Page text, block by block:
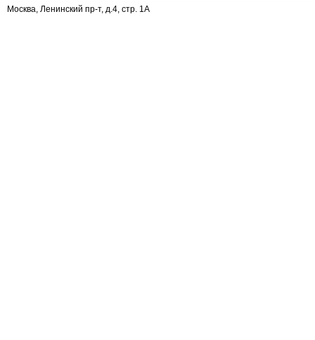
Москва, Ленинский пр-т, д.4, стр. 1А